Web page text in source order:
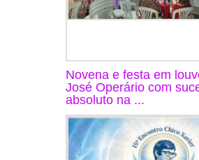
Novena e festa em
José Operário com
absoluto na ...